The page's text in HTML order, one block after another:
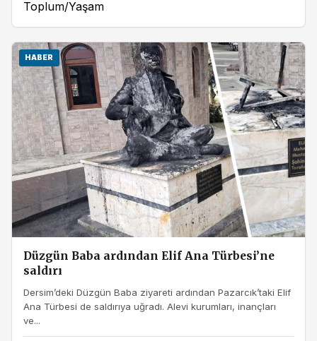
Toplum/Yaşam
HABER
Düzgün Baba ardından Elif Ana Türbesi’ne
saldırı
Dersim’deki Düzgün Baba ziyareti ardından Pazarcık’taki Elif
Ana Türbesi de saldırıya uğradı. Alevi kurumları, inançları
ve...